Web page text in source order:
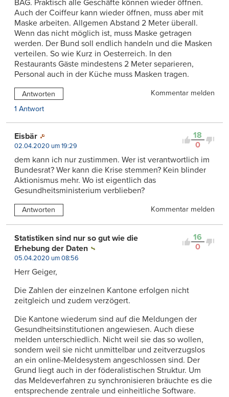
BAG. Praktisch alle Geschäfte können wieder öffnen.
Auch der Coiffeur kann wieder öffnen, muss aber mit
Maske arbeiten. Allgemen Abstand 2 Meter überall.
Wenn das nicht möglich ist, muss Maske getragen
werden. Der Bund soll endlich handeln und die Masken
verteilen. So wie Kurz in Oesterreich. In den
Restaurants Gäste mindestens 2 Meter separieren,
Personal auch in der Küche muss Masken tragen.
Antworten
Kommentar melden
1 Antwort
18
0
Eisbär
02.04.2020 um 19:29
dem kann ich nur zustimmen. Wer ist verantwortlich im
Bundesrat? Wer kann die Krise stemmen? Kein blinder
Aktionismus mehr. Wo ist eigentlich das
Gesundheitsministerium verblieben?
Antworten Kommentar melden
16
0
Statistiken sind nur so gut wie die
Erhebung der Daten
05.04.2020 um 08:56
Herr Geiger,
Die Zahlen der einzelnen Kantone erfolgen nicht
zeitgleich und zudem verzögert.
Die Kantone wiederum sind auf die Meldungen der
Gesundheitsinstitutionen angewiesen. Auch diese
melden unterschiedlich. Nicht weil sie das so wollen,
sondern weil sie nicht unmittelbar und zeitverzugslos
an ein online-Meldesystem angeschlossen sind. Der
Grund liegt auch in der föderalistischen Struktur. Um
das Meldeverfahren zu synchronisieren bräuchte es die
entsprechende zentrale und einheitliche Software.